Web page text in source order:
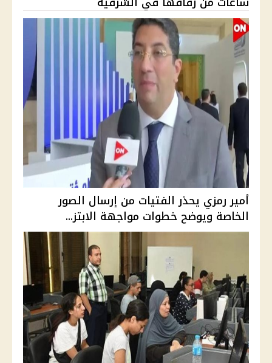
أمير رمزي يحذر الفتيات من إرسال الصور
الخاصة ويوضح خطوات مواجهة الابتز...